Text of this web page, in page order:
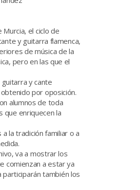
el ciclo de
y guitarra flamenca,
de música de la
pero en las que el
y cante
por oposición.
alumnos de toda
que enriquecen la
la tradición familiar o a
va a mostrar los
comienzan a estar ya
participarán también los